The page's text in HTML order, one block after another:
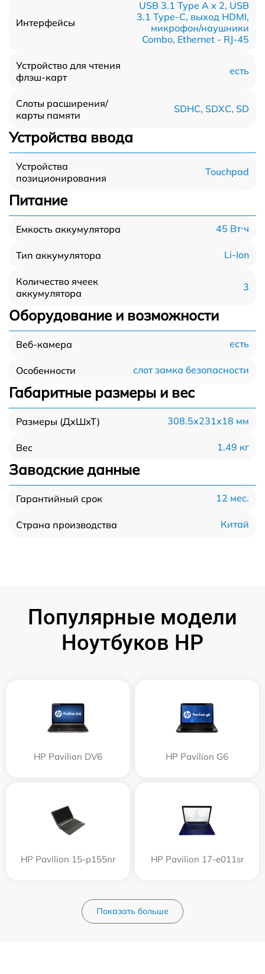
Интерфейсы
USB 3.1 Type A x 2, USB
3.1 Type-С, выход HDMI,
микрофон/наушники
Combo, Ethernet - RJ-45
Устройство для чтения
флэш-карт
есть
Слоты расширения/
карты памяти
SDHC, SDXC, SD
Устройства ввода
Устройства
позиционирования
Touchpad
Питание
Емкость аккумулятора 45 Вт⋅ч
Тип аккумулятора Li-Ion
Количество ячеек
аккумулятора
3
Оборудование и возможности
Веб-камера есть
Особенности слот замка безопасности
Габаритные размеры и вес
Размеры (ДхШхТ) 308.5x231x18 мм
Вес 1.49 кг
Заводские данные
Гарантийный срок 12 мес.
Страна производства Китай
Популярные модели
Ноутбуков HP
HP Pavilion DV6 HP Pavilion G6
HP Pavilion 15-p155nr HP Pavilion 17-e011sr
Показать больше